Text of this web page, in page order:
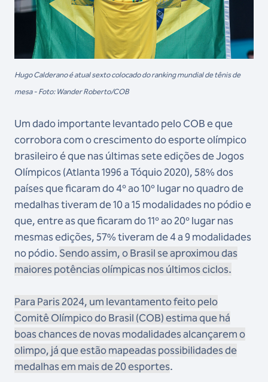
Hugo Calderano é atual sexto colocado do ranking mundial de tênis de
mesa - Foto: Wander Roberto/COB
Um dado importante levantado pelo COB e que
corrobora com o crescimento do esporte olímpico
brasileiro é que nas últimas sete edições de Jogos
Olímpicos (Atlanta 1996 a Tóquio 2020), 58% dos
países que ficaram do 4º ao 10º lugar no quadro de
medalhas tiveram de 10 a 15 modalidades no pódio e
que, entre as que ficaram do 11º ao 20º lugar nas
mesmas edições, 57% tiveram de 4 a 9 modalidades
no pódio. Sendo assim, o Brasil se aproximou das
maiores potências olímpicas nos últimos ciclos.
Para Paris 2024, um levantamento feito pelo
Comitê Olímpico do Brasil (COB) estima que há
boas chances de novas modalidades alcançarem o
olimpo, já que estão mapeadas possibilidades de
medalhas em mais de 20 esportes.